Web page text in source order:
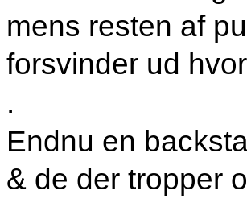
mens resten af
forsvinder ud
.
Endnu en
& de der tropper